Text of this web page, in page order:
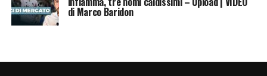
di Marco Baridon